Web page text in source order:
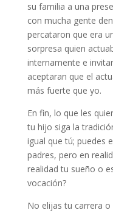
su familia a una
con mucha gente
percataron que era
sorpresa quien
internamente e
aceptaran que el
más fuerte que yo.
En fin, lo que les
tu hijo siga la
igual que tú; puedes
padres, pero en
realidad tu sueño o
vocación?
No elijas tu carrera